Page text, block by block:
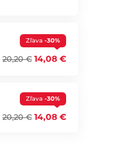
Zľava -30%
20,20 € 14,08 €
Zľava -30%
20,20 € 14,08 €